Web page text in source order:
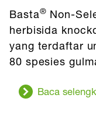
Basta® Non-
herbisida
yang terdaftar
80 spesies
Baca